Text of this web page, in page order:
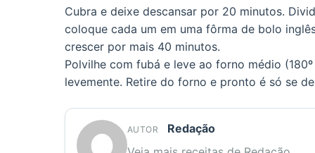
Cubra e deixe descansar por 20 minutos.
coloque cada um em uma fôrma de bolo
crescer por mais 40 minutos.
Polvilhe com fubá e leve ao forno médio
levemente. Retire do forno e pronto é só se
AUTOR
Redação